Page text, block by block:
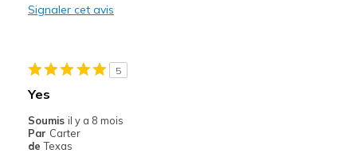
Need Break In
Special Occasions
Sizing
Signaler cet avis
5
Yes
Soumis il y a 8 mois
Par Carter
de Texas